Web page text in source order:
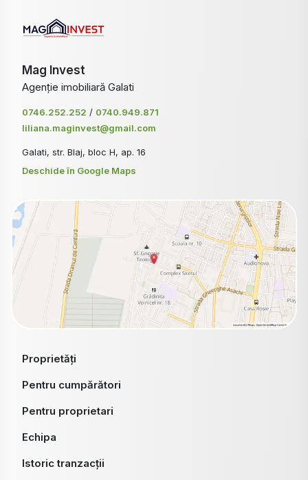
Mag Invest
Agenție imobiliară Galati
0746.252.252 / 0740.949.871
liliana.maginvest@gmail.com
Galati, str. Blaj, bloc H, ap. 16
Deschide în Google Maps
Proprietăți
Pentru cumpărători
Pentru proprietari
Echipa
Istoric tranzacții